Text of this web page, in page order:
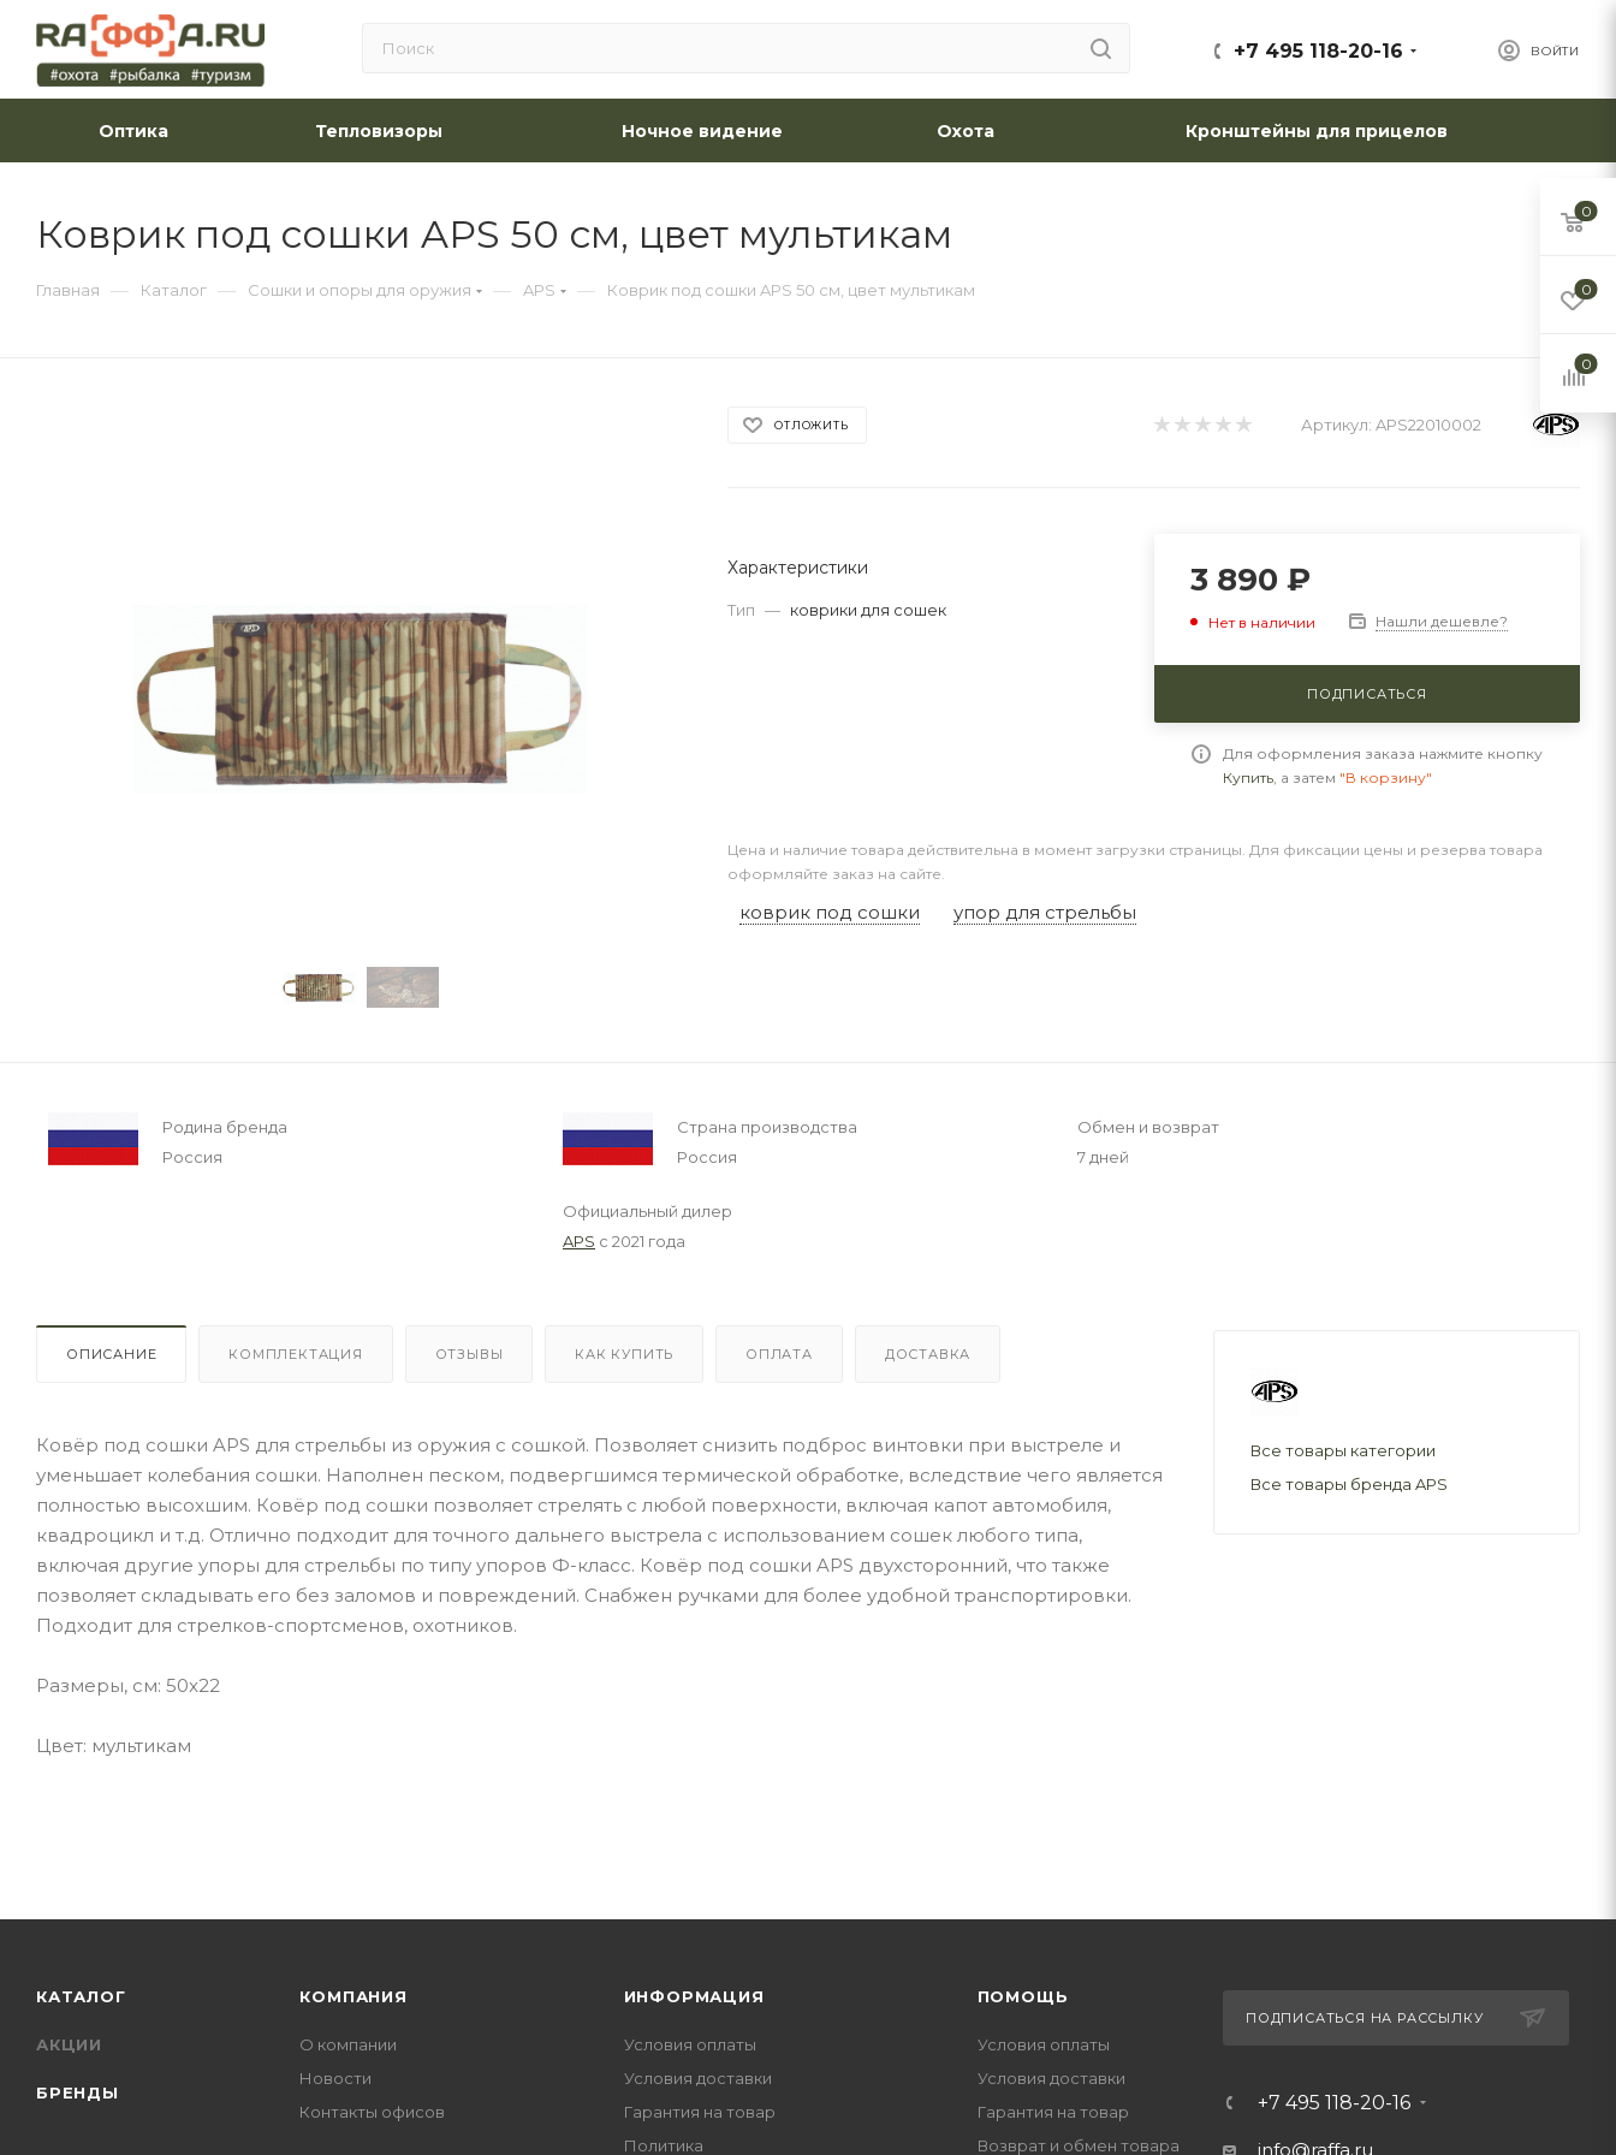
ВОЙТИ
+7 495 118-20-16
Оптика Тепловизоры Ночное видение Охота Кронштейны для прицелов
Коврик под сошки APS 50 см, цвет мультикам
Главная — Каталог — Сошки и опоры для оружия — APS — Коврик под сошки APS 50 см, цвет мультикам
ОТЛОЖИТЬ Артикул: APS22010002
Характеристики
Тип — коврики для сошек
3 890 ₽
Нет в наличии Нашли дешевле?
ПОДПИСАТЬСЯ
Для оформления заказа нажмите кнопку
Купить, а затем "В корзину"
Цена и наличие товара действительна в момент загрузки страницы. Для фиксации цены и резерва товара
оформляйте заказ на сайте.
коврик под сошки упор для стрельбы
Родина бренда
Россия
Страна производства
Россия
Обмен и возврат
7 дней
Официальный дилер
APS с 2021 года
ОПИСАНИЕ КОМПЛЕКТАЦИЯ ОТЗЫВЫ КАК КУПИТЬ ОПЛАТА ДОСТАВКА
Ковёр под сошки APS для стрельбы из оружия с сошкой. Позволяет снизить подброс винтовки при выстреле и
уменьшает колебания сошки. Наполнен песком, подвергшимся термической обработке, вследствие чего является
полностью высохшим. Ковёр под сошки позволяет стрелять с любой поверхности, включая капот автомобиля,
квадроцикл и т.д. Отлично подходит для точного дальнего выстрела с использованием сошек любого типа,
включая другие упоры для стрельбы по типу упоров Ф-класс. Ковёр под сошки APS двухсторонний, что также
позволяет складывать его без заломов и повреждений. Снабжен ручками для более удобной транспортировки.
Подходит для стрелков-спортсменов, охотников.
Размеры, см: 50x22
Цвет: мультикам
Все товары категории
Все товары бренда APS
КАТАЛОГ
АКЦИИ
БРЕНДЫ
КОМПАНИЯ
О компании
Новости
Контакты офисов
ИНФОРМАЦИЯ
Условия оплаты
Условия доставки
Гарантия на товар
Политика
ПОМОЩЬ
Условия оплаты
Условия доставки
Гарантия на товар
Возврат и обмен товара
ПОДПИСАТЬСЯ НА РАССЫЛКУ
+7 495 118-20-16
info@raffa.ru
0
0
0